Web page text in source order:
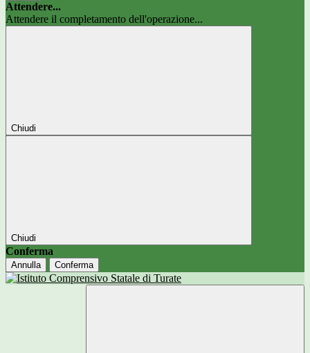
Attendere...
Attendere il completamento dell'operazione...
Chiudi
Chiudi
Conferma
Annulla Conferma